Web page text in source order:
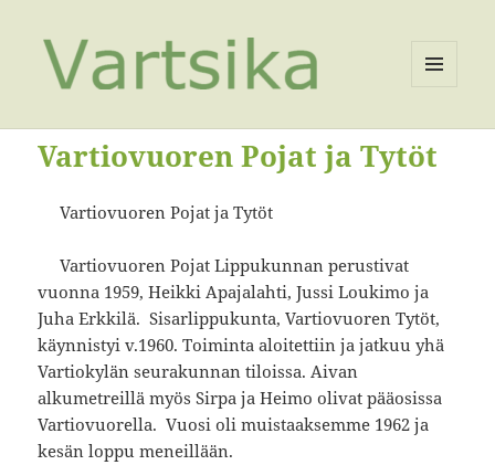
VIMPAIMET
Vartiovuoren Pojat ja Tytöt
Vartiovuoren Pojat ja Tytöt
Vartiovuoren Pojat Lippukunnan perustivat
vuonna 1959, Heikki Apajalahti, Jussi Loukimo ja
Juha Erkkilä. Sisarlippukunta, Vartiovuoren Tytöt,
käynnistyi v.1960. Toiminta aloitettiin ja jatkuu yhä
Vartiokylän seurakunnan tiloissa. Aivan
alkumetreillä myös Sirpa ja Heimo olivat pääosissa
Vartiovuorella. Vuosi oli muistaaksemme 1962 ja
kesän loppu meneillään.